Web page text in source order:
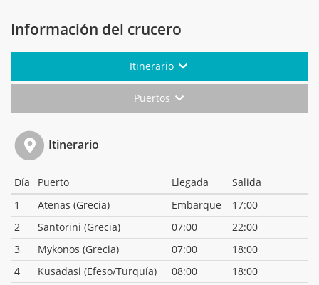
Información del crucero
Itinerario
Puertos
Itinerario
Día Puerto Llegada
Salida
1
Atenas (Grecia) Embarque
17:00
2
Santorini (Grecia) 07:00
22:00
3
Mykonos (Grecia) 07:00
18:00
4
Kusadasi (Efeso/Turquía) 08:00
18:00